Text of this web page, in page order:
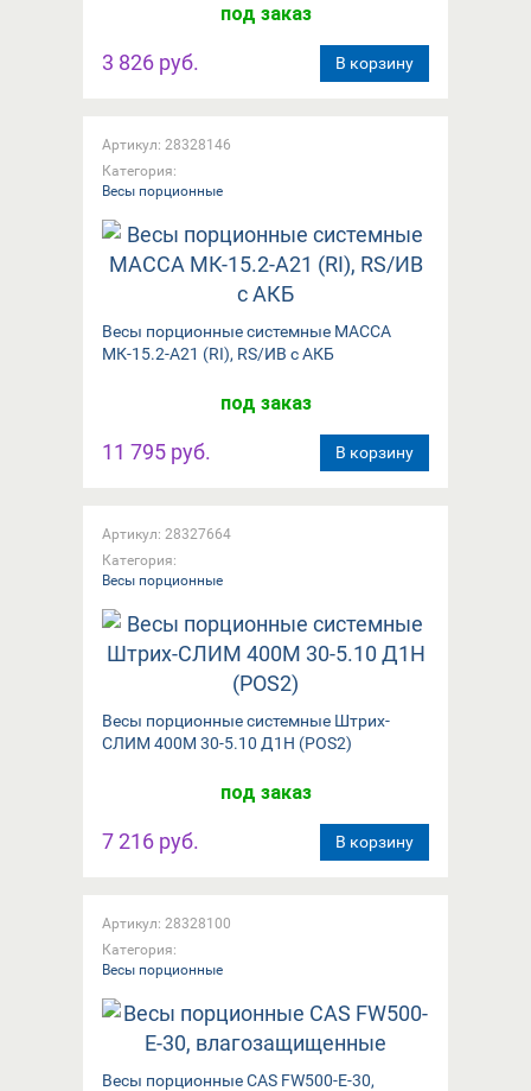
под заказ
3 826 руб. В корзину
Артикул: 28328146
Категория:
Весы порционные
Весы порционные системные МАССА
МК-15.2-А21 (RI), RS/ИВ с АКБ
под заказ
11 795 руб. В корзину
Артикул: 28327664
Категория:
Весы порционные
Весы порционные системные Штрих-
СЛИМ 400М 30-5.10 Д1Н (POS2)
под заказ
7 216 руб. В корзину
Артикул: 28328100
Категория:
Весы порционные
Весы порционные CAS FW500-E-30,